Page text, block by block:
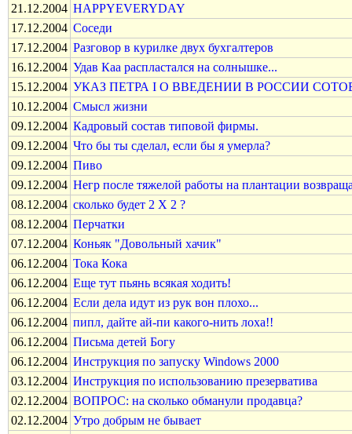
21.12.2004 HAPPYEVERYDAY
17.12.2004 Соседи
17.12.2004 Разговор в курилке двух бухгалтеров
16.12.2004 Удав Каа распластался на солнышке...
15.12.2004 УКАЗ ПЕТРА I О ВВЕДЕНИИ В РОССИИ
10.12.2004 Смысл жизни
09.12.2004 Кадровый состав типовой фирмы.
09.12.2004 Что бы ты сделал, если бы я умерла?
09.12.2004 Пиво
09.12.2004 Негр после тяжелой работы на плантации
08.12.2004 сколько будет 2 Х 2 ?
08.12.2004 Перчатки
07.12.2004 Коньяк "Довольный хачик"
06.12.2004 Тока Кока
06.12.2004 Еще тут пьянь всякая ходить!
06.12.2004 Если дела идут из рук вон плохо...
06.12.2004 пипл, дайте ай-пи какого-нить лоха!!
06.12.2004 Письма детей Богу
06.12.2004 Инструкция по запуску Windows 2000
03.12.2004 Инструкция по использованию презерватива
02.12.2004 ВОПРОС: на сколько обманули продавца?
02.12.2004 Утро добрым не бывает